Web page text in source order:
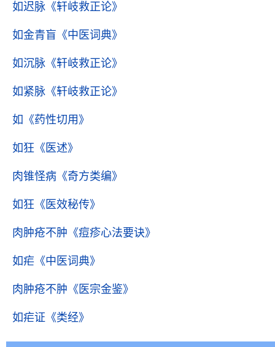
如迟脉 《轩岐救正论》
如金青盲 《中医词典》
如沉脉 《轩岐救正论》
如紧脉 《轩岐救正论》
如 《药性切用》
如狂 《医述》
肉锥怪病 《奇方类编》
如狂 《医效秘传》
肉肿疮不肿 《痘疹心法要诀》
如疟 《中医词典》
肉肿疮不肿 《医宗金鉴》
如疟证 《类经》